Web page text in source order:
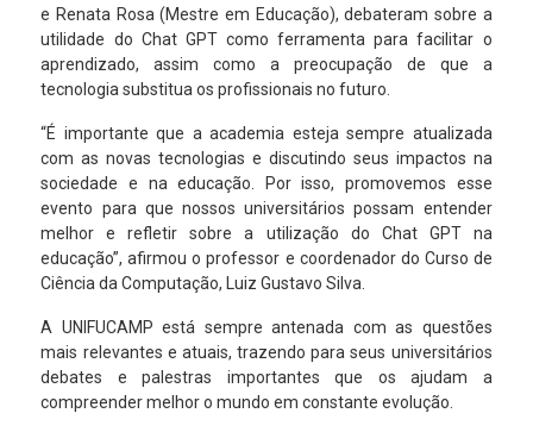
e Renata Rosa (Mestre em Educação), debateram sobre a
utilidade do Chat GPT como ferramenta para facilitar o
aprendizado, assim como a preocupação de que a
tecnologia substitua os profissionais no futuro.
“É importante que a academia esteja sempre atualizada
com as novas tecnologias e discutindo seus impactos na
sociedade e na educação. Por isso, promovemos esse
evento para que nossos universitários possam entender
melhor e refletir sobre a utilização do Chat GPT na
educação”, afirmou o professor e coordenador do Curso de
Ciência da Computação, Luiz Gustavo Silva.
A UNIFUCAMP está sempre antenada com as questões
mais relevantes e atuais, trazendo para seus universitários
debates e palestras importantes que os ajudam a
compreender melhor o mundo em constante evolução.